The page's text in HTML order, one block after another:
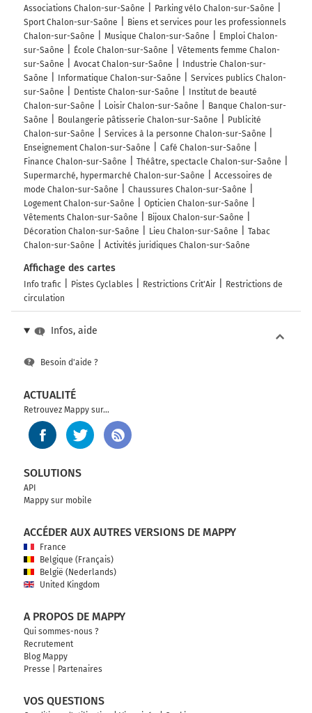
Associations Chalon-sur-Saône
Parking vélo Chalon-sur-Saône
Sport Chalon-sur-Saône
Biens et services pour les professionnels
Chalon-sur-Saône
Musique Chalon-sur-Saône
Emploi Chalon-
sur-Saône
École Chalon-sur-Saône
Vêtements femme Chalon-
sur-Saône
Avocat Chalon-sur-Saône
Industrie Chalon-sur-
Saône
Informatique Chalon-sur-Saône
Services publics Chalon-
sur-Saône
Dentiste Chalon-sur-Saône
Institut de beauté
Chalon-sur-Saône
Loisir Chalon-sur-Saône
Banque Chalon-sur-
Saône
Boulangerie pâtisserie Chalon-sur-Saône
Publicité
Chalon-sur-Saône
Services à la personne Chalon-sur-Saône
Enseignement Chalon-sur-Saône
Café Chalon-sur-Saône
Finance Chalon-sur-Saône
Théâtre, spectacle Chalon-sur-Saône
Supermarché, hypermarché Chalon-sur-Saône
Accessoires de
mode Chalon-sur-Saône
Chaussures Chalon-sur-Saône
Logement Chalon-sur-Saône
Opticien Chalon-sur-Saône
Vêtements Chalon-sur-Saône
Bijoux Chalon-sur-Saône
Décoration Chalon-sur-Saône
Lieu Chalon-sur-Saône
Tabac
Chalon-sur-Saône
Activités juridiques Chalon-sur-Saône
Affichage des cartes
Info trafic Pistes Cyclables Restrictions Crit'Air
Restrictions de
circulation
Infos, aide
Besoin d'aide ?
ACTUALITÉ
Retrouvez Mappy sur...
SOLUTIONS
API
Mappy sur mobile
ACCÉDER AUX AUTRES VERSIONS DE MAPPY
France
Belgique (Français)
België (Nederlands)
United Kingdom
A PROPOS DE MAPPY
Qui sommes-nous ?
Recrutement
Blog Mappy
Presse
Partenaires
VOS QUESTIONS